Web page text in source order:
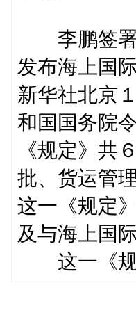
李鹏签署
发布海上国
新华社北京
和国国务院
《规定》共
批、货运管
这一《规定
及与海上国
这一《